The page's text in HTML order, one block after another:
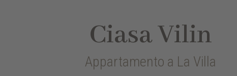
Ciasa Vilin
Appartamento a La Villa